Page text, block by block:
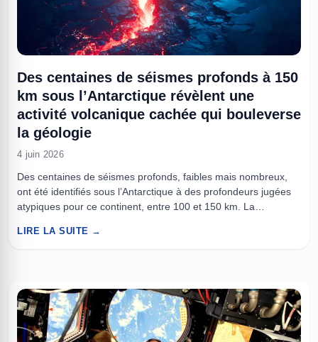
Des centaines de séismes profonds à 150
km sous l’Antarctique révèlent une
activité volcanique cachée qui bouleverse
la géologie
4 juin 2026
Des centaines de séismes profonds, faibles mais nombreux,
ont été identifiés sous l’Antarctique à des profondeurs jugées
atypiques pour ce continent, entre 100 et 150 km. La
d’enregistrements, grâce à des méthodes d’intelligence
LIRE LA SUITE →